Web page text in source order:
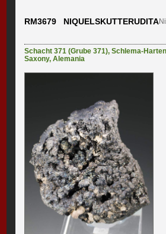
RM3679 NIQUELSKUTTERUDITA
Schacht 371 (Grube 371),Schlema-
Saxony,Alemania